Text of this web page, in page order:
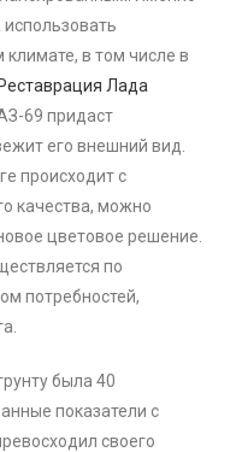
в том числе в
Реставрация Лада
69 придаст
его внешний вид.
происходит с
качества, можно
цветовое решение.
по
потребностей,
была 40
показатели с
своего